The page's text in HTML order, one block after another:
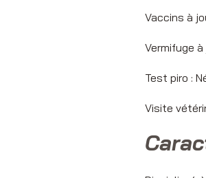
Vaccins à
Vermifuge à
Test piro :
Visite